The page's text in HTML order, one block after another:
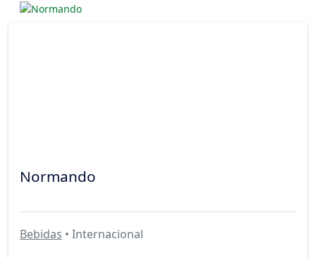
Normando
Bebidas • Internacional